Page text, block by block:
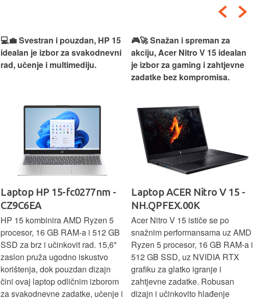
💻💼 Svestran i pouzdan, HP 15
idealan je izbor za svakodnevni
rad, učenje i multimediju.
Laptop HP 15-fc0277nm -
CZ9C6EA
HP 15 kombinira AMD Ryzen 5
procesor, 16 GB RAM-a i 512 GB
SSD za brz i učinkovit rad. 15,6"
zaslon pruža ugodno iskustvo
korištenja, dok pouzdan dizajn
čini ovaj laptop odličnim izborom
za svakodnevne zadatke, učenje i
🎮🚀 Snažan i spreman za
akciju, Acer Nitro V 15 idealan
je izbor za gaming i zahtjevne
zadatke bez kompromisa.
Laptop ACER Nitro V 15 -
NH.QPFEX.00K
Acer Nitro V 15 ističe se po
snažnim performansama uz AMD
Ryzen 5 procesor, 16 GB RAM-a i
512 GB SSD, uz NVIDIA RTX
grafiku za glatko igranje i
zahtjevne zadatke. Robusan
dizajn i učinkovito hlađenje